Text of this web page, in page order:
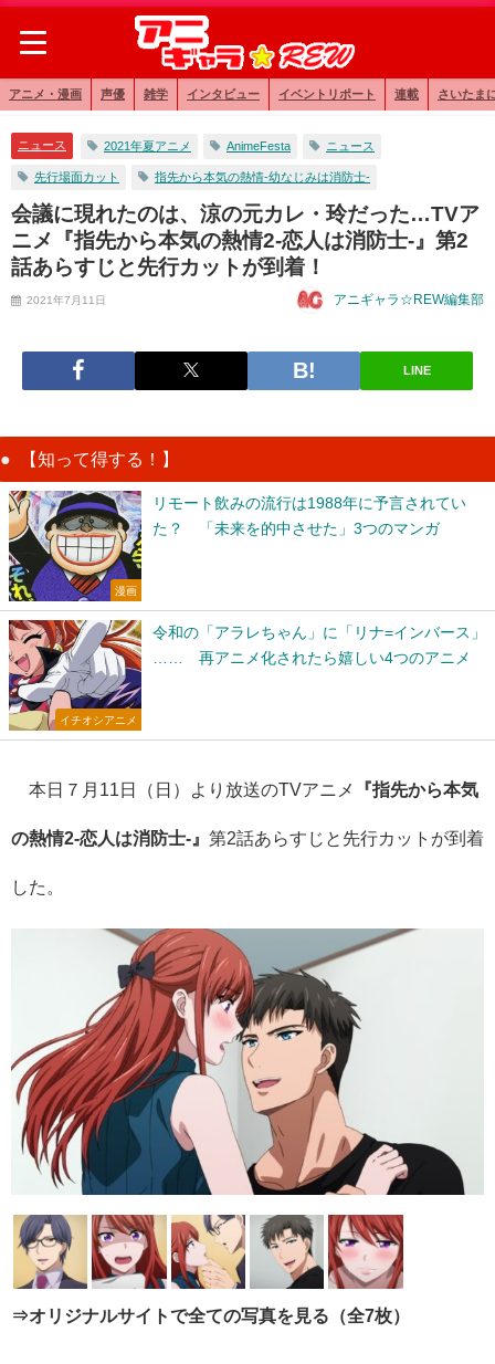
アニメ・漫画 声優 雑学 インタビュー イベントリポート 連載 さいたま
ニュース 2021年夏アニメ ​AnimeFesta ニュース
先行場面カット 指先から本気の熱情-幼なじみは消防士-
会議に現れたのは、涼の元カレ・玲だった…TVア
ニメ『​​​​指先から本気の熱情2-恋人は消防士-』第2
話あらすじと先行カットが到着！
2021年7月11日 アニギャラ☆REW編集部
LINE
【知って得する！】
漫画
リモート飲みの流行は1988年に予言されてい
た？ 「未来を的中させた」3つのマンガ
イチオシアニメ
令和の「アラレちゃん」に「リナ=インバース」
…… 再アニメ化されたら嬉しい4つのアニメ
本日７月11 日（日）より放送のTVアニメ 『​​指先から本気
の熱情2-恋人は消防士- 』 第2話あらすじと先行カットが到着
した。
⇒オリジナルサイトで全ての写真を見る（全7枚）